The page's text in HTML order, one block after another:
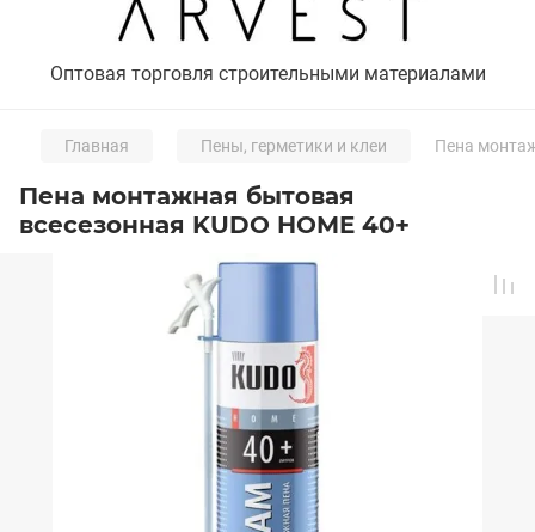
Оптовая торговля строительными материалами
Главная Пены, герметики и клеи Пена
Пена монтажная бытовая
всесезонная KUDO HOME 40+